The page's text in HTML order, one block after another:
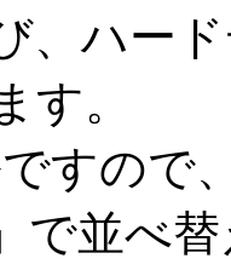
、ハー
す。
すので
で並べ